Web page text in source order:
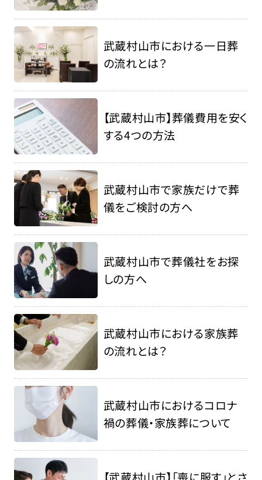
武蔵村山市における一日葬
の流れとは？
【武蔵村山市】葬儀費用を安く
する4つの方法
武蔵村山市で家族だけで葬
儀をご検討の方へ
武蔵村山市で葬儀社をお探
しの方へ
武蔵村山市における家族葬
の流れとは？
武蔵村山市におけるコロナ
禍の葬儀・家族葬について